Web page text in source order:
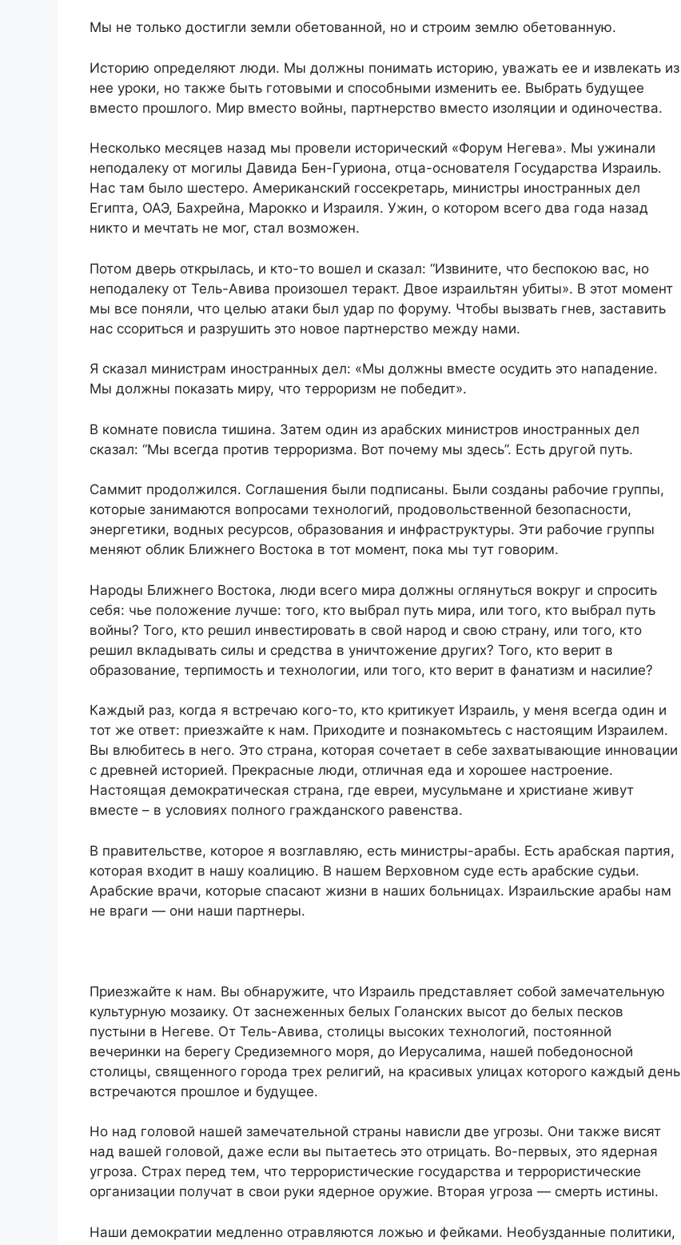
Мы не только достигли земли обетованной, но и строим землю обетованную.
Историю определяют люди. Мы должны понимать историю, уважать ее и извлекать из
нее уроки, но также быть готовыми и способными изменить ее. Выбрать будущее
вместо прошлого. Мир вместо войны, партнерство вместо изоляции и одиночества.
Несколько месяцев назад мы провели исторический «Форум Негева». Мы ужинали
неподалеку от могилы Давида Бен-Гуриона, отца-основателя Государства Израиль.
Нас там было шестеро. Американский госсекретарь, министры иностранных дел
Египта, ОАЭ, Бахрейна, Марокко и Израиля. Ужин, о котором всего два года назад
никто и мечтать не мог, стал возможен.
Потом дверь открылась, и кто-то вошел и сказал: “Извините, что беспокою вас, но
неподалеку от Тель-Авива произошел теракт. Двое израильтян убиты». В этот момент
мы все поняли, что целью атаки был удар по форуму. Чтобы вызвать гнев, заставить
нас ссориться и разрушить это новое партнерство между нами.
Я сказал министрам иностранных дел: «Мы должны вместе осудить это нападение.
Мы должны показать миру, что терроризм не победит».
В комнате повисла тишина. Затем один из арабских министров иностранных дел
сказал: “Мы всегда против терроризма. Вот почему мы здесь”. Есть другой путь.
Саммит продолжился. Соглашения были подписаны. Были созданы рабочие группы,
которые занимаются вопросами технологий, продовольственной безопасности,
энергетики, водных ресурсов, образования и инфраструктуры. Эти рабочие группы
меняют облик Ближнего Востока в тот момент, пока мы тут говорим.
Народы Ближнего Востока, люди всего мира должны оглянуться вокруг и спросить
себя: чье положение лучше: того, кто выбрал путь мира, или того, кто выбрал путь
войны? Того, кто решил инвестировать в свой народ и свою страну, или того, кто
решил вкладывать силы и средства в уничтожение других? Того, кто верит в
образование, терпимость и технологии, или того, кто верит в фанатизм и насилие?
Каждый раз, когда я встречаю кого-то, кто критикует Израиль, у меня всегда один и
тот же ответ: приезжайте к нам. Приходите и познакомьтесь с настоящим Израилем.
Вы влюбитесь в него. Это страна, которая сочетает в себе захватывающие инновации
с древней историей. Прекрасные люди, отличная еда и хорошее настроение.
Настоящая демократическая страна, где евреи, мусульмане и христиане живут
вместе – в условиях полного гражданского равенства.
В правительстве, которое я возглавляю, есть министры-арабы. Есть арабская партия,
которая входит в нашу коалицию. В нашем Верховном суде есть арабские судьи.
Арабские врачи, которые спасают жизни в наших больницах. Израильские арабы нам
не враги — они наши партнеры.
Приезжайте к нам. Вы обнаружите, что Израиль представляет собой замечательную
культурную мозаику. От заснеженных белых Голанских высот до белых песков
пустыни в Негеве. От Тель-Авива, столицы высоких технологий, постоянной
вечеринки на берегу Средиземного моря, до Иерусалима, нашей победоносной
столицы, священного города трех религий, на красивых улицах которого каждый день
встречаются прошлое и будущее.
Но над головой нашей замечательной страны нависли две угрозы. Они также висят
над вашей головой, даже если вы пытаетесь это отрицать. Во-первых, это ядерная
угроза. Страх перед тем, что террористические государства и террористические
организации получат в свои руки ядерное оружие. Вторая угроза — смерть истины.
Наши демократии медленно отравляются ложью и фейками. Необузданные политики,